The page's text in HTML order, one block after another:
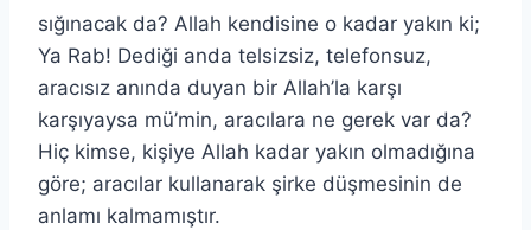
sığınacak da? Allah kendisine o kadar yakın ki;
Ya Rab! Dediği anda telsizsiz, telefonsuz,
aracısız anında duyan bir Allah’la karşı
karşıyaysa mü’min, aracılara ne gerek var da?
Hiç kimse, kişiye Allah kadar yakın olmadığına
göre; aracılar kullanarak şirke düşmesinin de
anlamı kalmamıştır.